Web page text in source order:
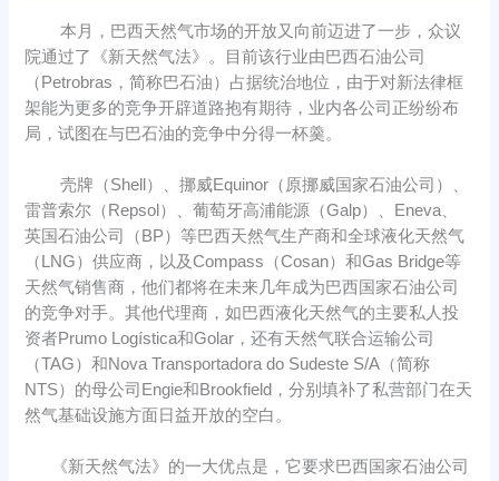
本月，巴西天然气市场的开放又向前迈进了一步，众议
院通过了《新天然气法》。目前该行业由巴西石油公司
（Petrobras，简称巴石油）占据统治地位，由于对新法律框
架能为更多的竞争开辟道路抱有期待，业内各公司正纷纷布
局，试图在与巴石油的竞争中分得一杯羹。
壳牌（Shell）、挪威Equinor（原挪威国家石油公司）、
雷普索尔（Repsol）、葡萄牙高浦能源（Galp）、Eneva、
英国石油公司（BP）等巴西天然气生产商和全球液化天然气
（LNG）供应商，以及Compass（Cosan）和Gas Bridge等
天然气销售商，他们都将在未来几年成为巴西国家石油公司
的竞争对手。其他代理商，如巴西液化天然气的主要私人投
资者Prumo Logística和Golar，还有天然气联合运输公司
（TAG）和Nova Transportadora do Sudeste S/A（简称
NTS）的母公司Engie和Brookfield，分别填补了私营部门在天
然气基础设施方面日益开放的空白。
《新天然气法》的一大优点是，它要求巴西国家石油公司